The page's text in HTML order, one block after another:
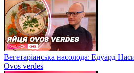
Вегетаріанська насолода: Едуард
Ovos verdes